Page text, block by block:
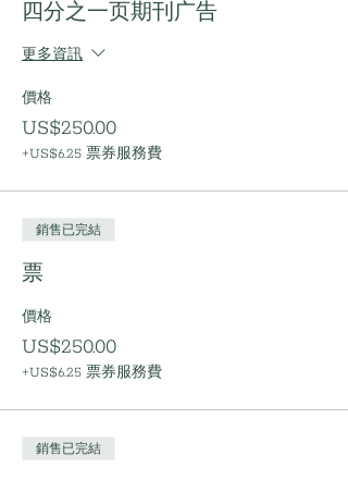
四分之一页期刊广告
更多資訊
價格
US$250.00
+US$6.25 票券服務費
銷售已完結
票
價格
US$250.00
+US$6.25 票券服務費
銷售已完結